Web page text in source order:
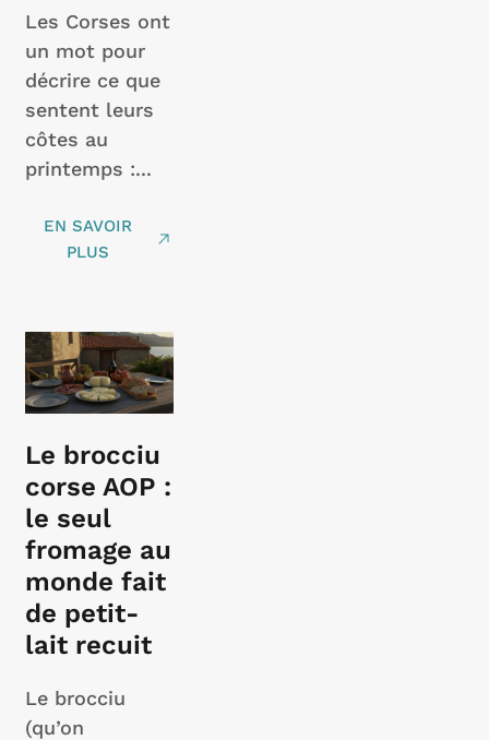
Les Corses ont
un mot pour
décrire ce que
sentent leurs
côtes au
printemps :...
EN SAVOIR
PLUS
Le brocciu
corse AOP :
le seul
fromage au
monde fait
de petit-
lait recuit
Le brocciu
(qu’on